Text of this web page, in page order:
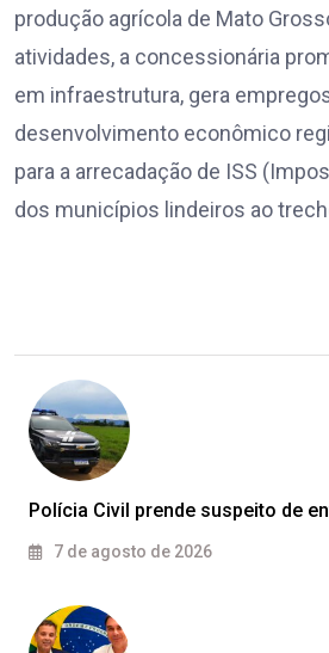
produção agrícola de Mato
atividades, a concessionária
em infraestrutura, gera
desenvolvimento econômico
para a arrecadação de ISS
dos municípios lindeiros ao
Polícia Civil prende suspeito de
7 de agosto de 2026